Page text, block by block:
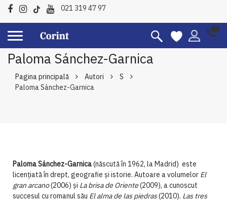
021 319 47 97
Paloma Sánchez-Garnica
Pagina principală Autori
S
Paloma Sánchez-Garnica
Paloma Sánchez-Garnica(născută în 1962, la Madrid) este
licențiată în drept, geografie și istorie. Autoare a volumelor El
gran arcano(2006) și La brisa de Oriente(2009), a cunoscut
succesul cu romanul său El alma de las piedras(2010). Las tres